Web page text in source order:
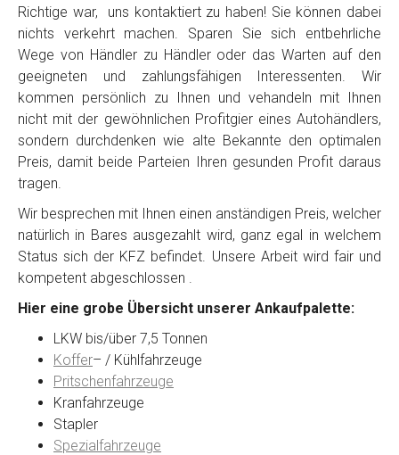
Richtige war, uns kontaktiert zu haben! Sie können dabei
nichts verkehrt machen. Sparen Sie sich entbehrliche
Wege von Händler zu Händler oder das Warten auf den
geeigneten und zahlungsfähigen Interessenten. Wir
kommen persönlich zu Ihnen und vehandeln mit Ihnen
nicht mit der gewöhnlichen Profitgier eines Autohändlers,
sondern durchdenken wie alte Bekannte den optimalen
Preis, damit beide Parteien Ihren gesunden Profit daraus
tragen.
Wir besprechen mit Ihnen einen anständigen Preis, welcher
natürlich in Bares ausgezahlt wird, ganz egal in welchem
Status sich der KFZ befindet. Unsere Arbeit wird fair und
kompetent abgeschlossen .
Hier eine grobe Übersicht unserer Ankaufpalette:
LKW bis/über 7,5 Tonnen
Koffer– / Kühlfahrzeuge
Pritschenfahrzeuge
Kranfahrzeuge
Stapler
Spezialfahrzeuge